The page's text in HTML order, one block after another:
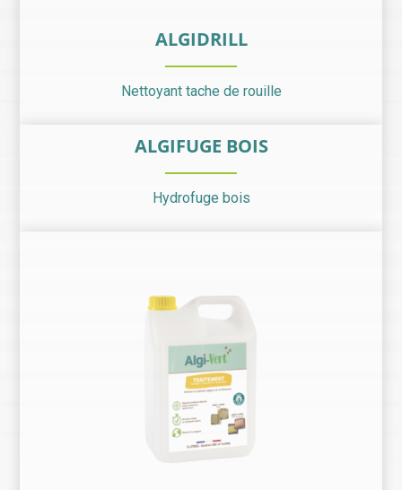
ALGIDRILL
Nettoyant tache de rouille
ALGIFUGE BOIS
Hydrofuge bois